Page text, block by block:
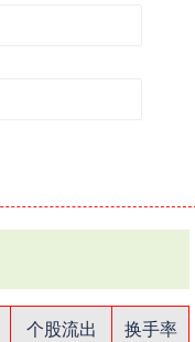
个股流出
换手率